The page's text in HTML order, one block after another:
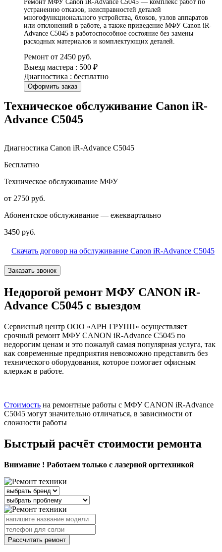
Ремонт МФУ Canon iR-Advance C5045 — комплекс работ по
устранению отказов, неисправностей деталей
многофункционального устройства, блоков, узлов аппаратов
или отклонений в работе, а также приведение МФУ Canon iR-
Advance C5045 в работоспособное состояние без замены
расходных материалов и комплектующих деталей.
Ремонт от 2450 руб.
Выезд мастера : 500 ₽
Диагностика : бесплатно
Оформить заказ
Техническое обслуживание Canon iR-
Advance C5045
Диагностика Canon iR-Advance C5045
Бесплатно
Техническое обслуживание МФУ
от 2750 руб.
Абонентское обслуживание — ежеквартально
3450 руб.
Скачать договор на обслуживание Canon iR-Advance C5045
Заказать звонок
Недорогой ремонт МФУ CANON iR-
Advance C5045 с выездом
Сервисный центр ООО «АРН ГРУПП» осуществляет
срочный ремонт МФУ CANON iR-Advance C5045 по
недорогим ценам и это пожалуй самая популярная услуга, так
как современные предприятия невозможно представить без
технического оборудования, которое помогает офисным
клеркам в работе.
Стоимость на ремонтные работы с МФУ CANON iR-Advance
C5045 могут значительно отличаться, в зависимости от
сложности работы
Быстрый расчёт стоимости ремонта
Внимание ! Работаем только с лазерной оргтехникой
Рассчитать ремонт